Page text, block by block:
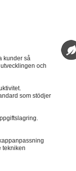
kunder så
och
som stödjer
tekniken